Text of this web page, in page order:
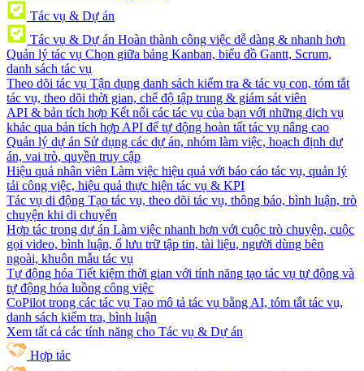
Tác vụ & Dự án
Tác vụ & Dự án Hoàn thành công việc dễ dàng & nhanh hơn
Quản lý tác vụ Chọn giữa bảng Kanban, biểu đồ Gantt, Scrum,
danh sách tác vụ
Theo dõi tác vụ Tận dụng danh sách kiểm tra & tác vụ con, tóm tắt
tác vụ, theo dõi thời gian, chế độ tập trung & giám sát viên
API & bản tích hợp Kết nối các tác vụ của bạn với những dịch vụ
khác qua bản tích hợp API để tự động hoàn tất tác vụ nâng cao
Quản lý dự án Sử dụng các dự án, nhóm làm việc, hoạch định dự
án, vai trò, quyền truy cập
Hiệu quả nhân viên Làm việc hiệu quả với báo cáo tác vụ, quản lý
tải công việc, hiệu quả thực hiện tác vụ & KPI
Tác vụ di động Tạo tác vụ, theo dõi tác vụ, thông báo, bình luận, trò
chuyện khi di chuyển
Hợp tác trong dự án Làm việc nhanh hơn với cuộc trò chuyện, cuộc
gọi video, bình luận, ổ lưu trữ tập tin, tài liệu, người dùng bên
ngoài, khuôn mẫu tác vụ
Tự động hóa Tiết kiệm thời gian với tính năng tạo tác vụ tự động và
tự động hóa luồng công việc
CoPilot trong các tác vụ Tạo mô tả tác vụ bằng AI, tóm tắt tác vụ,
danh sách kiểm tra, bình luận
Xem tất cả các tính năng cho Tác vụ & Dự án
Hợp tác